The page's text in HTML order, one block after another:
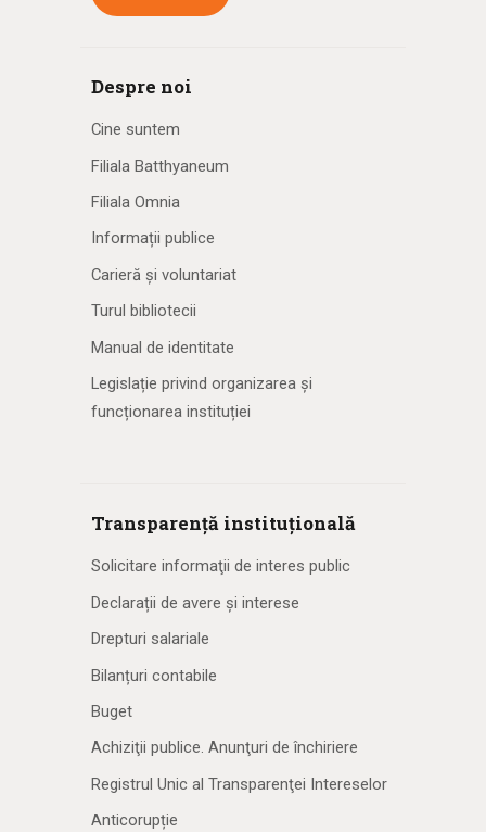
Despre noi
Cine suntem
Filiala Batthyaneum
Filiala Omnia
Informații publice
Carieră și voluntariat
Turul bibliotecii
Manual de identitate
Legislație privind organizarea și
funcționarea instituției
Transparență instituțională
Solicitare informaţii de interes public
Declarații de avere și interese
Drepturi salariale
Bilanțuri contabile
Buget
Achiziţii publice. Anunţuri de închiriere
Registrul Unic al Transparenţei Intereselor
Anticorupție